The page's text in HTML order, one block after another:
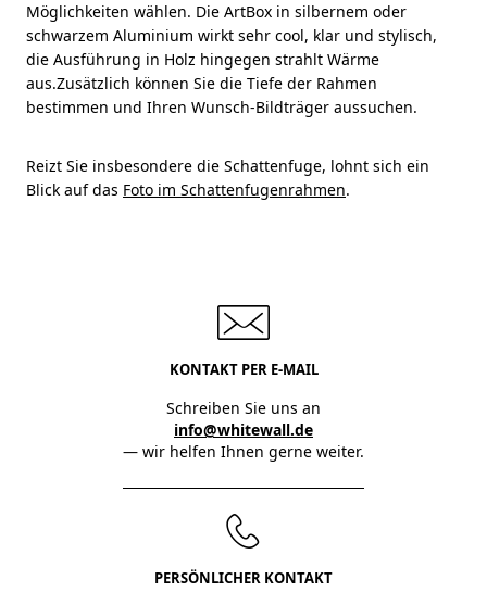
Möglichkeiten wählen. Die ArtBox in silbernem oder
schwarzem Aluminium wirkt sehr cool, klar und stylisch,
die Ausführung in Holz hingegen strahlt Wärme
aus.Zusätzlich können Sie die Tiefe der Rahmen
bestimmen und Ihren Wunsch-Bildträger aussuchen.
Reizt Sie insbesondere die Schattenfuge, lohnt sich ein
Blick auf das Foto im Schattenfugenrahmen.
KONTAKT PER E-MAIL
Schreiben Sie uns an
info@whitewall.de
— wir helfen Ihnen gerne weiter.
PERSÖNLICHER KONTAKT